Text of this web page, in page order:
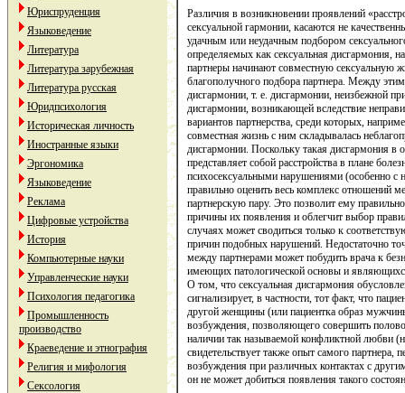
Юриспруденция
Языковедение
Литература
Литература зарубежная
Литература русская
Юридпсихология
Историческая личность
Иностранные языки
Эргономика
Языковедение
Реклама
Цифровые устройства
История
Компьютерные науки
Управленческие науки
Психология педагогика
Промышленность
производство
Краеведение и этнография
Религия и мифология
Сексология
Различия в возникновении проявлений
сексуальной гармонии, касаются не
удачным или неудачным подбором
определяемых как сексуальная дисгармония,
партнеры начинают совместную сексуальную
благополучного подбора партнера. Между
дисгармонии, т. е. дисгармонии, неизбежной
дисгармонии, возникающей вследствие
вариантов партнерства, среди которых,
совместная жизнь с ним складывалась
дисгармонии. Поскольку такая дисгармония в
представляет собой расстройства в плане
психосексуальными нарушениями (особенно
правильно оценить весь комплекс
партнерскую пару. Это позволит ему
причины их появления и облегчит выбор
случаях может сводиться только к
причин подобных нарушений. Недостаточно
между партнерами может побудить врача к
имеющих патологической основы и
О том, что сексуальная дисгармония
сигнализирует, в частности, тот факт, что
другой женщины (или пациентка образ
возбуждения, позволяющего совершить
наличии так называемой конфликтной любви
свидетельствует также опыт самого партнера,
возбуждения при различных контактах с
он не может добиться появления такого